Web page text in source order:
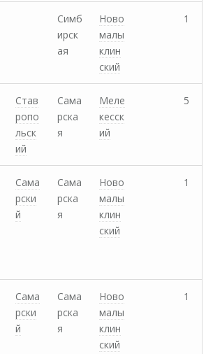
Симб
ирск
ая
Ново
малы
клин
ский
1
Став
ропо
льск
ий
Сама
рска
я
Меле
кесск
ий
5
Сама
рски
й
Сама
рска
я
Ново
малы
клин
ский
1
Сама
рски
й
Сама
рска
я
Ново
малы
клин
ский
1